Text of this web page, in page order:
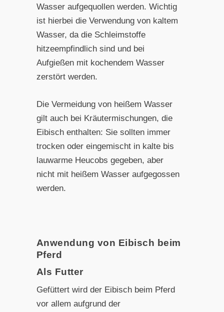
Wasser aufgequollen werden. Wichtig
ist hierbei die Verwendung von kaltem
Wasser, da die Schleimstoffe
hitzeempfindlich sind und bei
Aufgießen mit kochendem Wasser
zerstört werden.
Die Vermeidung von heißem Wasser
gilt auch bei Kräutermischungen, die
Eibisch enthalten: Sie sollten immer
trocken oder eingemischt in kalte bis
lauwarme Heucobs gegeben, aber
nicht mit heißem Wasser aufgegossen
werden.
Anwendung von Eibisch beim
Pferd
Als Futter
Gefüttert wird der Eibisch beim Pferd
vor allem aufgrund der